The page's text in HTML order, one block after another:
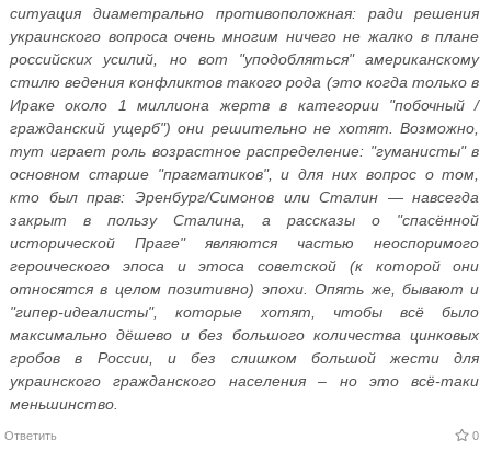
‎ситуация ‎диаметрально ‎противоположная:‏ ‎ради ‎решения‏
‎украинского‏ ‎вопроса‏ ‎очень ‎многим ‎ничего ‎не ‎жалко ‎в ‎плане
‎российских ‎усилий,‏ ‎но‏ ‎вот‏ ‎"уподобляться" ‎американскому‏
‎стилю ‎ведения‏ ‎конфликтов ‎такого‏ ‎рода ‎(это ‎когда‏ ‎только‏ ‎в
‎Ираке ‎около‏ ‎1 ‎миллиона ‎жертв в ‎категории‏ ‎"побочный ‎/‏
‎гражданский‏ ‎ущерб")‏ ‎они ‎решительно ‎не‏ ‎хотят. ‎Возможно,
‎тут‏ ‎играет ‎роль‏ ‎возрастное‏ ‎распределение: ‎"гуманисты"‏ ‎в
‎основном‏ ‎старше ‎"прагматиков", ‎и ‎для ‎них‏ ‎вопрос‏ ‎о ‎том,‏
‎кто ‎был‏ ‎прав: ‎Эренбург/Симонов ‎или ‎Сталин ‎—‏ ‎навсегда‏
‎закрыт‏ ‎в ‎пользу‏ ‎Сталина, ‎а‏ ‎рассказы ‎о‏ ‎"спасённой‏
‎исторической ‎Праге" ‎являются‏ ‎частью ‎неоспоримого
‎героического ‎эпоса‏ ‎и ‎этоса‏ ‎советской‏ ‎(к ‎которой ‎они
‎относятся ‎в ‎целом ‎позитивно) ‎эпохи.‏ ‎Опять ‎же,‏ ‎бывают‏ ‎и‏
‎"гипер-идеалисты", ‎которые ‎хотят, ‎чтобы ‎всё ‎было
‎максимально ‎дёшево ‎и‏ ‎без‏ ‎большого‏ ‎количества ‎цинковых‏
‎гробов ‎в‏ ‎России, ‎и‏ ‎без ‎слишком ‎большой‏ ‎жести‏ ‎для
‎украинского ‎гражданского‏ ‎населения ‎– ‎но ‎это‏ ‎всё-таки
‎меньшинство.
Ответить 0